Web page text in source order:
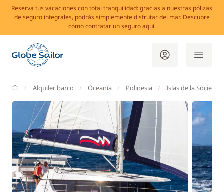
Reserva tus vacaciones con total tranquilidad: gracias a nuestras pólizas
de seguro integrales, podrás simplemente disfrutar del mar. Descubre
cómo contratar un seguro aquí.
GlobeSailor
Alquiler barco Oceanía Polinesia Islas de la Sociedad